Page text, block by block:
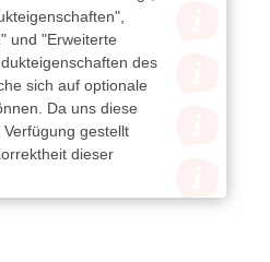
und "Erweiterte
des
sich auf optionale
Da uns diese
gestellt
dieser